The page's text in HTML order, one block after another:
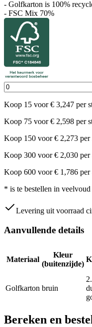
- Golfkarton is 100%
- FSC Mix 70%
Koop 15 voor € 3,247 per
Koop 75 voor € 2,598 per
Koop 150 voor € 2,273 per
Koop 300 voor € 2,030 per
Koop 600 voor € 1,786 per
* is te bestellen in veelvoud
Levering uit voorraad
Aanvullende details
Materiaal
Kleur
(buitenzijde)
Golfkarton bruin
Bereken en